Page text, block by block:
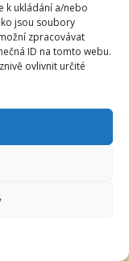
k ukládání a/nebo
jsou soubory
zpracovávat
ID na tomto webu.
ovlivnit určité